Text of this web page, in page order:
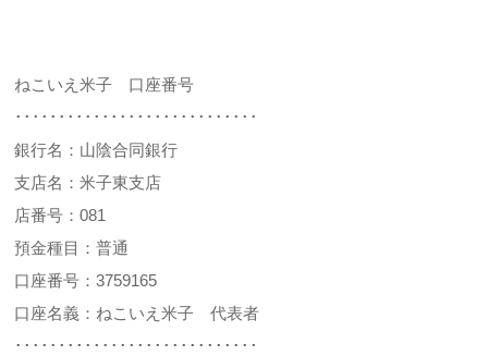
ねこいえ米子 口座番号
････････････････････････････
銀行名：山陰合同銀行
支店名：米子東支店
店番号：081
預金種目：普通
口座番号：3759165
口座名義：ねこいえ米子 代表者
････････････････････････････